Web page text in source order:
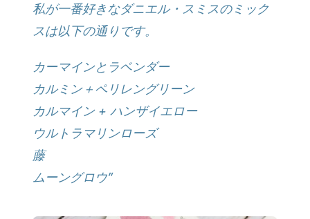
私が一番好きなダニエル・スミスのミック
スは以下の通りです。
カーマインとラベンダー
カルミン＋ペリレングリーン
カルマイン + ハンザイエロー
ウルトラマリンローズ
藤
ムーングロウ”